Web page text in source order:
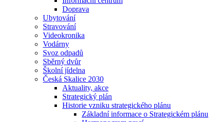
Doprava
Ubytování
Stravování
Videokronika
Vodárny
Svoz odpadů
Sběrný dvůr
Školní jídelna
Česká Skalice 2030
Aktuality, akce
Strategický plán
Historie vzniku strategického plánu
Základní informace o Strategickém plánu